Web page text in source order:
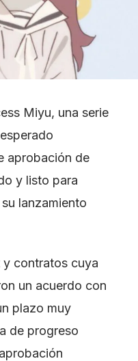
Miyu, una serie
aprobación de
y listo para
lanzamiento
contratos cuya
un acuerdo con
plazo muy
de progreso